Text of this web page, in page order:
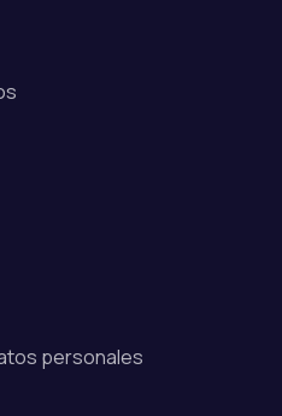
personales